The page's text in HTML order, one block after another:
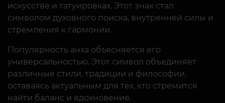
искусстве и татуировках. Этот знак стал
символом духовного поиска, внутренней силы и
стремления к гармонии.
Популярность анха объясняется его
универсальностью. Этот символ объединяет
различные стили, традиции и философии,
оставаясь актуальным для тех, кто стремится
найти баланс и вдохновение.